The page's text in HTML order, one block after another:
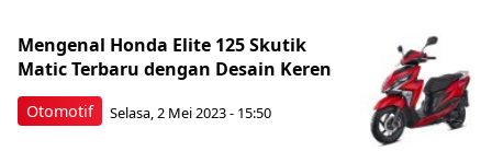
Otomotif
Mengenal Honda Elite 125 Skutik
Matic Terbaru dengan Desain Keren
Selasa, 2 Mei 2023 - 15:50